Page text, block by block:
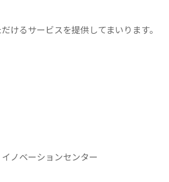
るサービスを提供してまいります。
ノベーションセンター